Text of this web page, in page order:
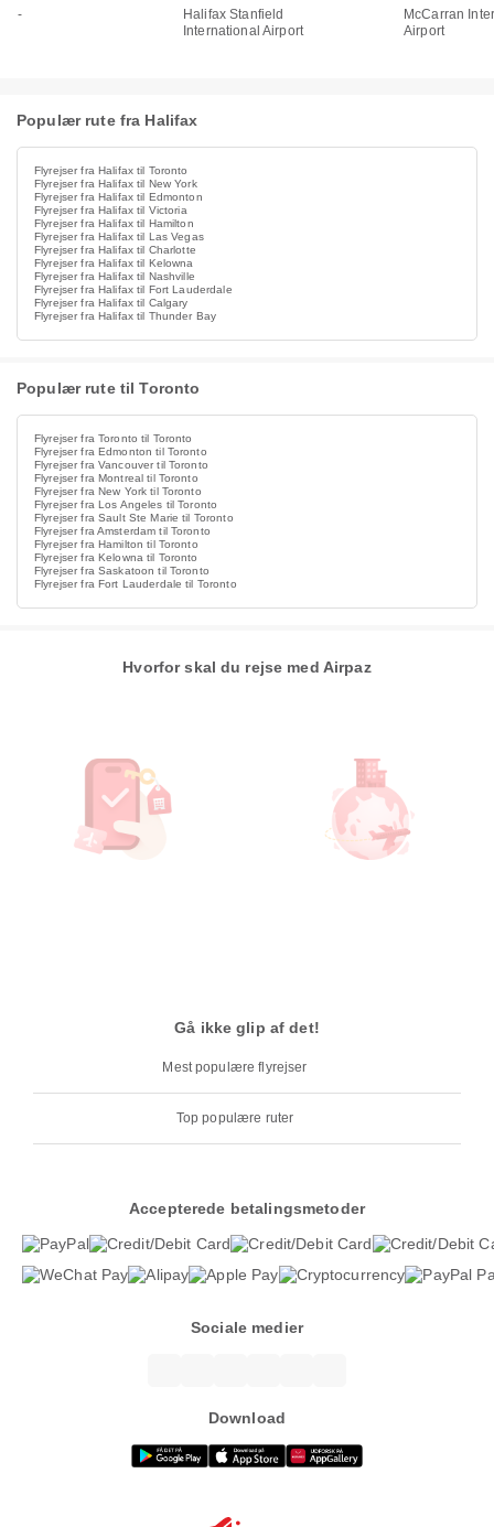
-
Halifax Stanfield
International Airport
McCarran
Airport
Populær rute fra Halifax
Flyrejser fra Halifax til Toronto
Flyrejser fra Halifax til New York
Flyrejser fra Halifax til Edmonton
Flyrejser fra Halifax til Victoria
Flyrejser fra Halifax til Hamilton
Flyrejser fra Halifax til Las Vegas
Flyrejser fra Halifax til Charlotte
Flyrejser fra Halifax til Kelowna
Flyrejser fra Halifax til Nashville
Flyrejser fra Halifax til Fort Lauderdale
Flyrejser fra Halifax til Calgary
Flyrejser fra Halifax til Thunder Bay
Populær rute til Toronto
Flyrejser fra Toronto til Toronto
Flyrejser fra Edmonton til Toronto
Flyrejser fra Vancouver til Toronto
Flyrejser fra Montreal til Toronto
Flyrejser fra New York til Toronto
Flyrejser fra Los Angeles til Toronto
Flyrejser fra Sault Ste Marie til Toronto
Flyrejser fra Amsterdam til Toronto
Flyrejser fra Hamilton til Toronto
Flyrejser fra Kelowna til Toronto
Flyrejser fra Saskatoon til Toronto
Flyrejser fra Fort Lauderdale til Toronto
Hvorfor skal du rejse med Airpaz
Gå ikke glip af det!
Mest populære flyrejser
Top populære ruter
Accepterede betalingsmetoder
Sociale medier
Download